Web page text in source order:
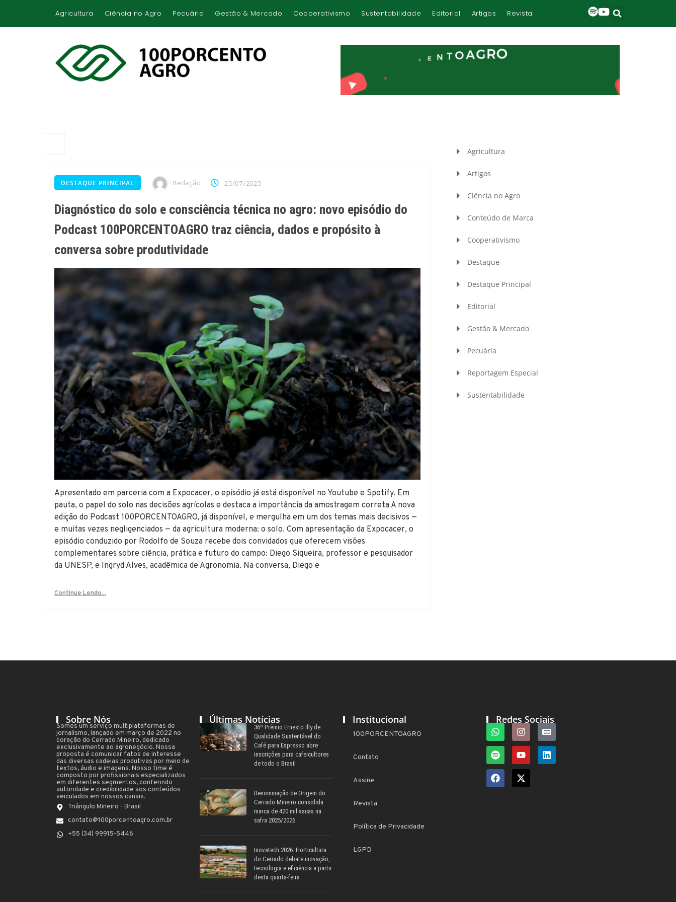
Agricultura Ciência no Agro Pecuária Gestão & Mercado Cooperativismo Sustentabilidade Editorial Artigos Revista
DESTAQUE PRINCIPAL Redação 25/07/2025
Diagnóstico do solo e consciência técnica no agro: novo episódio do
Podcast 100PORCENTOAGRO traz ciência, dados e propósito à
conversa sobre produtividade
Apresentado em parceria com a Expocacer, o episódio já está disponível no Youtube e Spotify. Em
pauta, o papel do solo nas decisões agrícolas e destaca a importância da amostragem correta A nova
edição do Podcast 100PORCENTOAGRO, já disponível, e mergulha em um dos temas mais decisivos —
e muitas vezes negligenciados — da agricultura moderna: o solo. Com apresentação da Expocacer, o
episódio conduzido por Rodolfo de Souza recebe dois convidados que oferecem visões
complementares sobre ciência, prática e futuro do campo: Diego Siqueira, professor e pesquisador
da UNESP, e Ingryd Alves, acadêmica de Agronomia. Na conversa, Diego e
Continue Lendo...
Agricultura
Artigos
Ciência no Agro
Conteúdo de Marca
Cooperativismo
Destaque
Destaque Principal
Editorial
Gestão & Mercado
Pecuária
Reportagem Especial
Sustentabilidade
Sobre Nós
Somos um serviço multiplataformas de
jornalismo, lançado em março de 2022 no
coração do Cerrado Mineiro, dedicado
exclusivamente ao agronegócio. Nossa
proposta é comunicar fatos de interesse
das diversas cadeias produtivas por meio de
textos, áudio e imagens. Nosso time é
composto por profissionais especializados
em diferentes segmentos, conferindo
autoridade e credibilidade aos conteúdos
veiculados em nossos canais.
Triângulo Mineiro - Brasil
contato@100porcentoagro.com.br
+55 (34) 99915-5446
Últimas Notícias
36º Prêmio Ernesto Illy de
Qualidade Sustentável do
Café para Espresso abre
inscrições para cafeicultores
de todo o Brasil
Denominação de Origem do
Cerrado Mineiro consolida
marca de 420 mil sacas na
safra 2025/2026
Inovatech 2026: Horticultura
do Cerrado debate inovação,
tecnologia e eficiência a partir
desta quarta-feira
Institucional
100PORCENTOAGRO
Contato
Assine
Revista
Política de Privacidade
LGPD
Redes Sociais